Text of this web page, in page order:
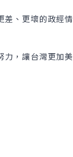
、更壞的政經情
，讓台灣更加美